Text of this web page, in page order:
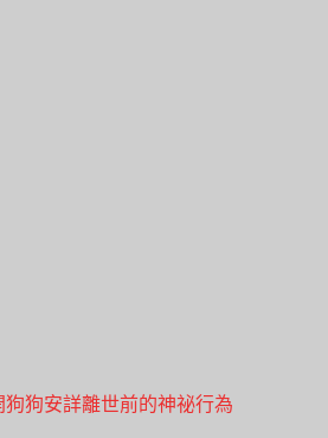
狗安詳離世前的神祕行為